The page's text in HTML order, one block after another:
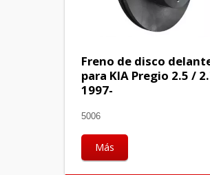
Freno de disco
para KIA Pregio 2.5 /
1997-
5006
Más